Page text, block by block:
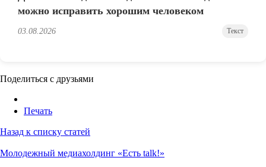
можно исправить хорошим человеком
03.08.2026 Текст
Поделиться с друзьями
Печать
Назад к списку статей
Молодежный медиахолдинг «Есть talk!»